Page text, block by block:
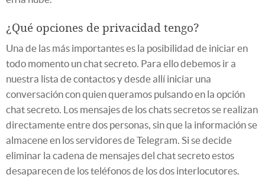
¿Qué opciones de privacidad tengo?
Una de las más importantes es la posibilidad de iniciar en
todo momento un chat secreto. Para ello debemos ir a
nuestra lista de contactos y desde allí iniciar una
conversación con quien queramos pulsando en la opción
chat secreto. Los mensajes de los chats secretos se realizan
directamente entre dos personas, sin que la información se
almacene en los servidores de Telegram. Si se decide
eliminar la cadena de mensajes del chat secreto estos
desaparecen de los teléfonos de los dos interlocutores.